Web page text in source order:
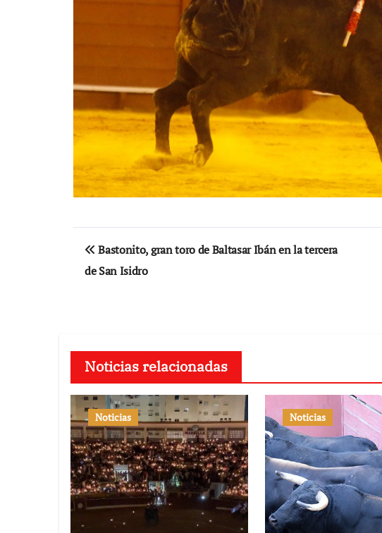
Navegación
de
Bastonito, gran toro de Baltasar Ibán en la tercera
de San Isidro
Noticias relacionadas
Noticias Noticias